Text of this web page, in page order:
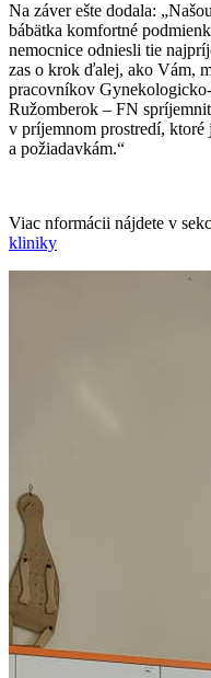
Na záver ešte dodala:
bábätka komfortné
nemocnice odniesli tie
zas o krok ďalej, ako Vám,
pracovníkov
Ružomberok – FN
v príjemnom prostredí, ktoré
a požiadavkám.“
Viac nformácii nájdete v
kliniky